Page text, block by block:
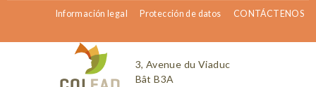
Información legal Protección de datos CONTÁCTENOS
3, Avenue du Viaduc
Bât B3A